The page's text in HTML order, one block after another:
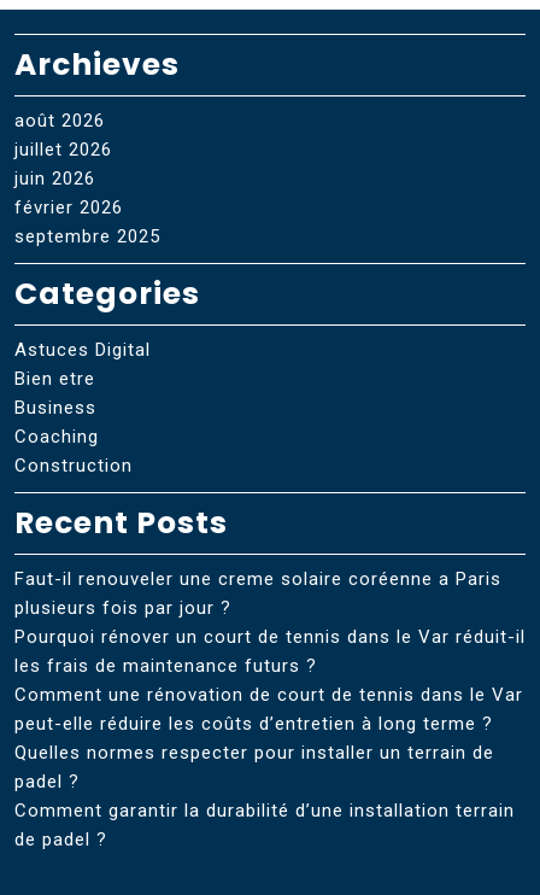
Archieves
août 2026
juillet 2026
juin 2026
février 2026
septembre 2025
Categories
Astuces Digital
Bien etre
Business
Coaching
Construction
Recent Posts
Faut-il renouveler une creme solaire coréenne a Paris
plusieurs fois par jour ?
Pourquoi rénover un court de tennis dans le Var réduit-il
les frais de maintenance futurs ?
Comment une rénovation de court de tennis dans le Var
peut-elle réduire les coûts d’entretien à long terme ?
Quelles normes respecter pour installer un terrain de
padel ?
Comment garantir la durabilité d’une installation terrain
de padel ?